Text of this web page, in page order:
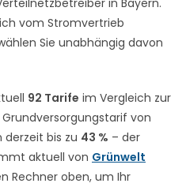
vom Stromvertrieb
Sie unabhängig davon
92 Tarife im Vergleich zur
von
derzeit bis zu 43 % – der
aktuell von Grünwelt
Rechner oben, um Ihr